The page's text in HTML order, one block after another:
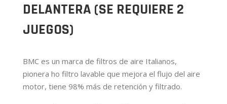
DELANTERA (SE REQUIERE 2
JUEGOS)
BMC es un marca de filtros de aire Italianos,
pionera ho filtro lavable que mejora el flujo del aire
motor, tiene 98% más de retención y filtrado.